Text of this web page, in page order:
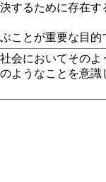
するために存在す
ことが重要な目的
会においてそのよ
ようなことを意